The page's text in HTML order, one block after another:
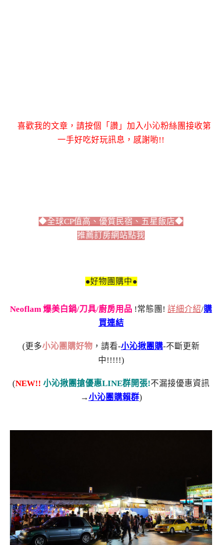
喜歡我的文章，請按個「讚」加入小沁粉絲團接收第
一手好吃好玩訊息，感謝喲!!
◆全球CP值高、優質民宿、五星飯店◆
推薦訂房網站點我
●好物團購中●
Neoflam 爆美白鍋/刀具/廚房用品 !常態團! 詳細介紹/購
買連結
(更多小沁團購好物 ，請看-小沁揪團購-不斷更新
中!!!!!)
(NEW!! 小沁揪團搶優惠LINE群開張!不漏接優惠資訊
→小沁團購賴群)